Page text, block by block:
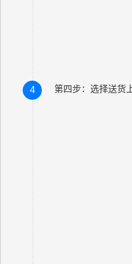
4 第四步： 选择送货